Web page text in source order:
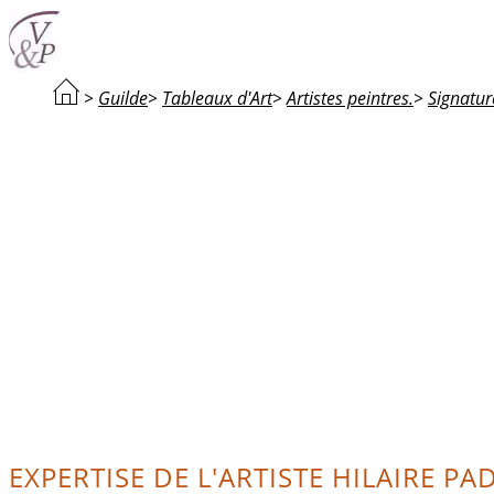
> Guilde> Tableaux d'Art>Artistes peintres.>
EXPERTISE DE L'ARTISTE HILAIRE